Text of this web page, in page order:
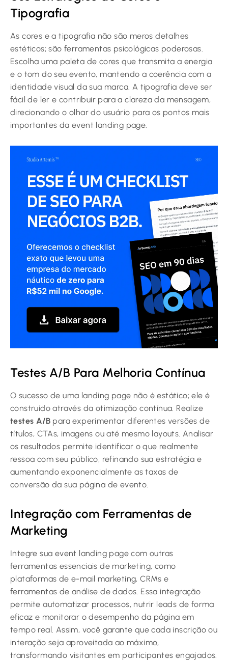
Tipografia
As cores e a tipografia não são meros detalhes
estéticos; são ferramentas psicológicas poderosas.
Escolha uma paleta de cores que transmita a energia
e o tom do seu evento, mantendo a coerência com a
identidade visual da sua marca. A tipografia deve ser
fácil de ler e contribuir para a clareza da mensagem,
direcionando o olhar do usuário para os pontos mais
importantes da event landing page.
Testes A/B Para Melhoria Contínua
O sucesso de uma landing page não é estático; ele é
construído através da otimização contínua. Realize
testes A/B para experimentar diferentes versões de
títulos, CTAs, imagens ou até mesmo layouts. Analisar
os resultados permite identificar o que realmente
ressoa com seu público, refinando sua estratégia e
aumentando exponencialmente as taxas de
conversão da sua página de evento.
Integração com Ferramentas de
Marketing
Integre sua event landing page com outras
ferramentas essenciais de marketing, como
plataformas de e-mail marketing, CRMs e
ferramentas de análise de dados. Essa integração
permite automatizar processos, nutrir leads de forma
eficaz e monitorar o desempenho da página em
tempo real. Assim, você garante que cada inscrição ou
interação seja aproveitada ao máximo,
transformando visitantes em participantes engajados.